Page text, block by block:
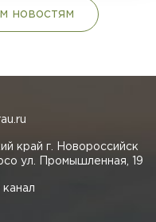
новостям
край г. Новороссийск
ул. Промышленная, 19